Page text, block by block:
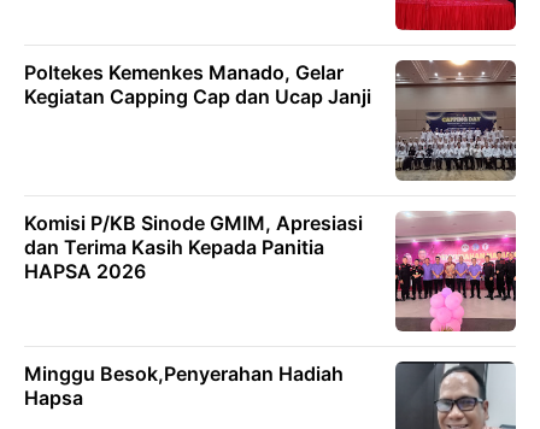
Poltekes Kemenkes Manado, Gelar
Kegiatan Capping Cap dan Ucap Janji
Komisi P/KB Sinode GMIM, Apresiasi
dan Terima Kasih Kepada Panitia
HAPSA 2026
Minggu Besok,Penyerahan Hadiah
Hapsa